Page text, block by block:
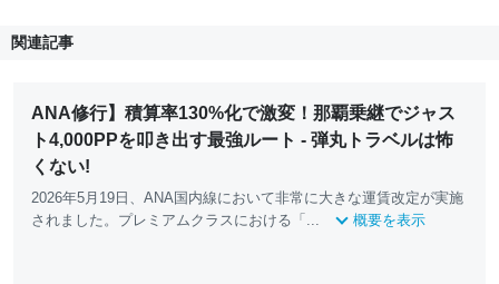
関連記事
ANA修行】積算率130%化で激変！那覇乗継でジャス
ト4,000PPを叩き出す最強ルート - 弾丸トラベルは怖
くない!
2026年5月19日、ANA国内線において非常に大きな運賃改定が実施
されました。プレミアムクラスにおける「...
概要を表示